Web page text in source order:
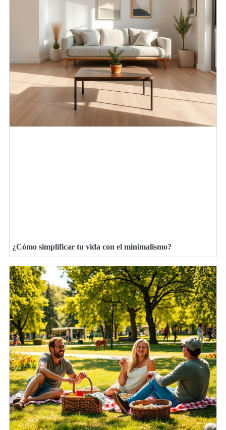
¿Cómo simplificar tu vida con el minimalismo?